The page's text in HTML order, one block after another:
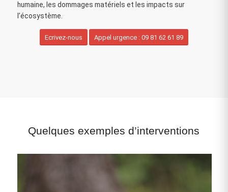
humaine, les dommages matériels et les impacts sur
l’écosystème.
Ecrivez-nous Appel urgence : 09 81 62 61 89
Quelques exemples d’interventions